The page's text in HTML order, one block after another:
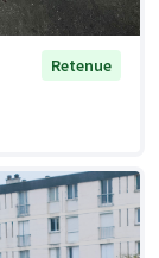
Retenue